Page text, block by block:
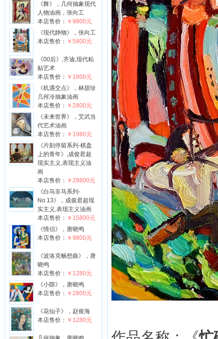
《舞》，几何抽象现代
人物油画，张向工
本店售价： ￥9800元
《现代静物》，张向工
本店售价： ￥5800元
《00后》,齐迪,现代粘
贴艺术
本店售价： ￥1800元
《机遇交点》，林甜珍
几何冷抽象油画
本店售价： ￥2800元
《未来世界》，艾武当
代艺术油画
本店售价： ￥1980元
《片刻停留系列-棋盘
上的青年》,成俊君超
现实主义,表现主义油
画
本店售价： ￥29800元
《白马非马系列-
No.13》，成俊君超现
实主义,表现主义油画
本店售价： ￥15800元
《情侣》，唐晓鸣
本店售价： ￥9800元
《波洛克畅想曲》，唐
晓鸣
本店售价： ￥1280元
《小隙》，唐晓鸣
本店售价： ￥2800元
《花仙子》，赵俊海
本店售价： ￥1280元